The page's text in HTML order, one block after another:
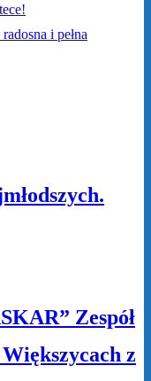
i pełna
Zespół
z